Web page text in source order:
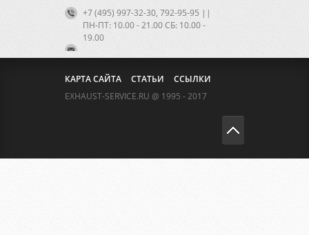
+7 (495) 997-32-30, 792-95-95 ||
ПН-ПТ: 10.00 - 21.00 CБ: 10.00 -
19.00
КАРТА САЙТА СТАТЬИ
ССЫЛКИ
EXHAUST-SERVICE.RU @ 1995 - 2017